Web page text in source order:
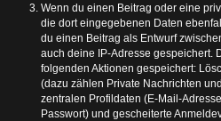
Wenn du einen Beitrag oder eine
die dort eingegebenen Daten
du einen Beitrag als Entwurf
auch deine IP-Adresse gespeichert.
folgenden Aktionen gespeichert:
(dazu zählen Private Nachrichten
zentralen Profildaten (E-Mail-
Passwort) und gescheiterte